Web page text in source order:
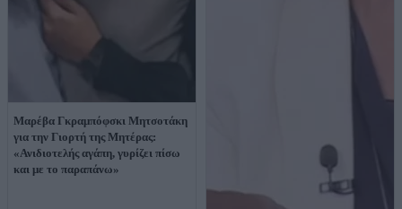
Μαρέβα Γκραμπόφσκι Μητσοτάκη
για την Γιορτή της Μητέρας:
«Ανιδιοτελής αγάπη, γυρίζει πίσω
και με το παραπάνω»